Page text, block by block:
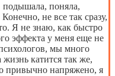
поняла,
не все так сразу,
Я не знаю, как быстро
эффекта у меня еще не
мы много
жизнь катится так же,
привычно напряжено, я